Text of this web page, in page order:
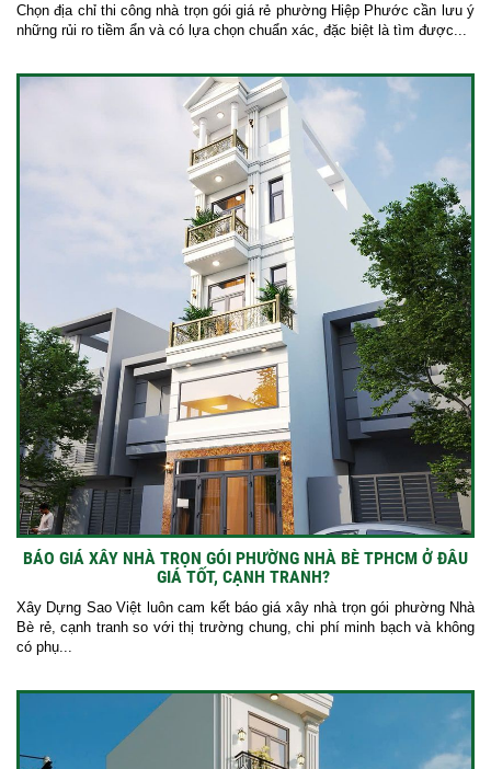
Chọn địa chỉ thi công nhà trọn gói giá rẻ phường Hiệp Phước cần lưu ý
những rủi ro tiềm ẩn và có lựa chọn chuẩn xác, đặc biệt là tìm được...
BÁO GIÁ XÂY NHÀ TRỌN GÓI PHƯỜNG NHÀ BÈ TPHCM Ở ĐÂU
GIÁ TỐT, CẠNH TRANH?
Xây Dựng Sao Việt luôn cam kết báo giá xây nhà trọn gói phường Nhà
Bè rẻ, cạnh tranh so với thị trường chung, chi phí minh bạch và không
có phụ...